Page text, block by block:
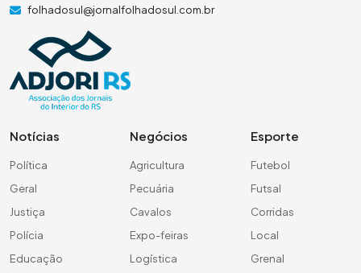
folhadosul@jornalfolhadosul.com.br
Notícias
Política
Geral
Justiça
Polícia
Educação
Negócios
Agricultura
Pecuária
Cavalos
Expo-feiras
Logística
Esporte
Futebol
Futsal
Corridas
Local
Grenal